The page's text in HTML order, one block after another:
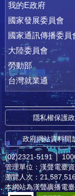
我的E政府
國家發展委員會
國家通訊傳播委員
大陸委員會
勞動部
台灣就業通
隱私權保護
政府網站資料開
(02)2321-5191 │
管理單位：漢聲電臺
瀏覽人次：
本網站為漢聲廣播電